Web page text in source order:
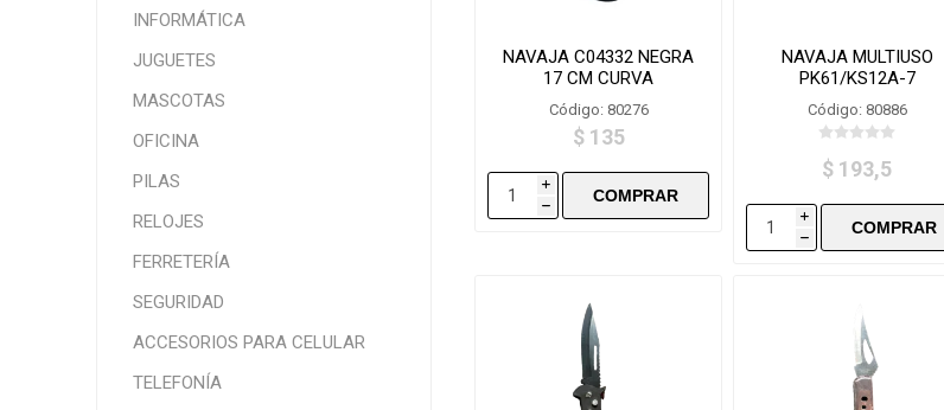
NAVAJA C04332 NEGRA
17 CM CURVA
Código: 80276
$ 135
i
h
NAVAJA MULTIUSO
PK61/KS12A-7
Código: 80886
$ 193,5
i
h
INFORMÁTICA
JUGUETES
MASCOTAS
OFICINA
PILAS
RELOJES
FERRETERÍA
SEGURIDAD
ACCESORIOS PARA CELULAR
TELEFONÍA